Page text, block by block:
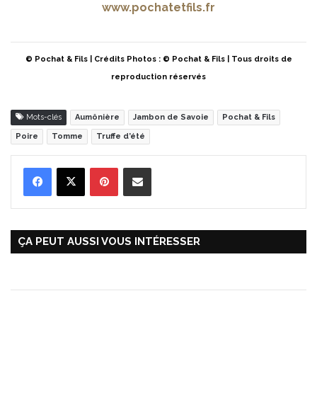
www.pochatetfils.fr
© Pochat & Fils | Crédits Photos : © Pochat & Fils | Tous droits de
reproduction réservés
Mots-clés Aumônière Jambon de Savoie Pochat & Fils
Poire Tomme Truffe d’été
ÇA PEUT AUSSI VOUS INTÉRESSER